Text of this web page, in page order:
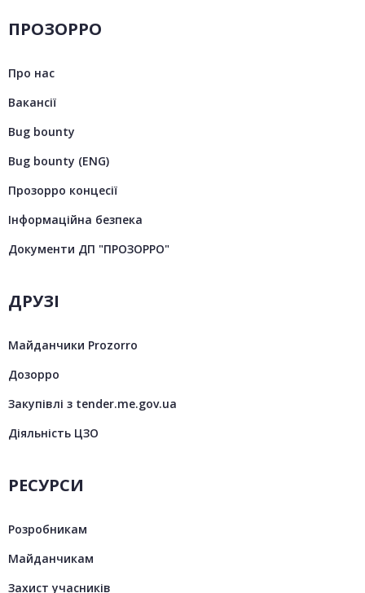
ПРОЗОРРО
Про нас
Вакансії
Bug bounty
Bug bounty (ENG)
Прозорро концесії
Інформаційна безпека
Документи ДП "ПРОЗОРРО"
ДРУЗІ
Майданчики Prozorro
Дозорро
Закупівлі з tender.me.gov.ua
Діяльність ЦЗО
РЕСУРСИ
Розробникам
Майданчикам
Захист учасників